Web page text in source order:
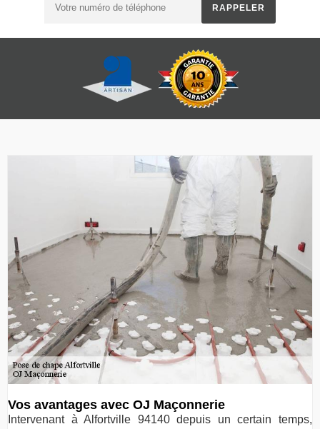
Vos avantages avec OJ Maçonnerie
Intervenant à Alfortville 94140 depuis un certain temps,